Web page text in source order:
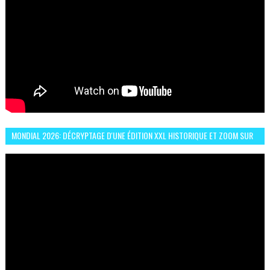
MONDIAL 2026: DÉCRYPTAGE D'UNE ÉDITION XXL HISTORIQUE ET ZOOM SUR